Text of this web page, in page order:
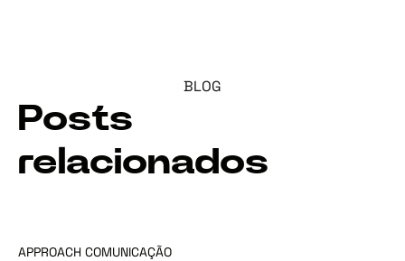
BLOG
Posts
relacionados
APPROACH COMUNICAÇÃO